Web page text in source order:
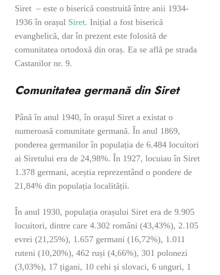
Siret – este o biserică construită între anii 1934-
1936 în orașul Siret. Inițial a fost biserică
evanghelică, dar în prezent este folosită de
comunitatea ortodoxă din oraș. Ea se află pe strada
Castanilor nr. 9.
Comunitatea germană din Siret
Până în anul 1940, în orașul Siret a existat o
numeroasă comunitate germană. În anul 1869,
ponderea germanilor în populația de 6.484 locuitori
ai Siretului era de 24,98%. În 1927, locuiau în Siret
1.378 germani, aceștia reprezentând o pondere de
21,84% din populația localității.
În anul 1930, populația orașului Siret era de 9.905
locuitori, dintre care 4.302 români (43,43%), 2.105
evrei (21,25%), 1.657 germani (16,72%), 1.011
ruteni (10,20%), 462 ruși (4,66%), 301 polonezi
(3,03%), 17 țigani, 10 cehi și slovaci, 6 unguri, 1